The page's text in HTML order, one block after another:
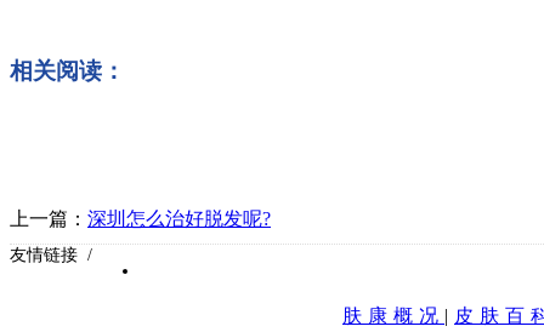
相关阅读：
上一篇： 深圳怎么治好脱发呢?
友情链接 /
肤康概况 | 皮肤百